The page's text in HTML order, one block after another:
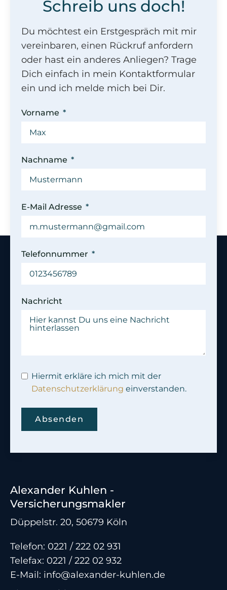
Schreib uns doch!
Du möchtest ein Erstgespräch mit mir
vereinbaren, einen Rückruf anfordern
oder hast ein anderes Anliegen? Trage
Dich einfach in mein Kontaktformular
ein und ich melde mich bei Dir.
Vorname
Nachname
E-Mail Adresse
Telefonnummer
Nachricht
Hiermit erkläre ich mich mit der
Datenschutzerklärung einverstanden.
Absenden
Alexander Kuhlen -
Versicherungsmakler
Düppelstr. 20, 50679 Köln
Telefon: 0221 / 222 02 931
Telefax: 0221 / 222 02 932
E-Mail: info@alexander-kuhlen.de